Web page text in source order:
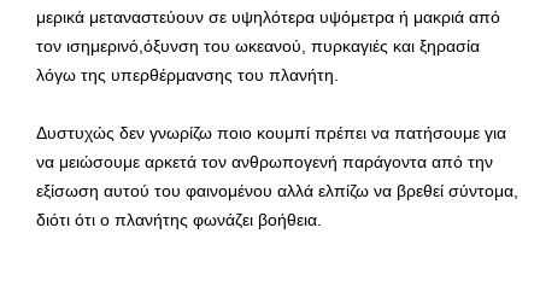
μερικά μεταναστεύουν σε υψηλότερα υψόμετρα ή μακριά από
τον ισημερινό,όξυνση του ωκεανού, πυρκαγιές και ξηρασία
λόγω της υπερθέρμανσης του πλανήτη.
Δυστυχώς δεν γνωρίζω ποιο κουμπί πρέπει να πατήσουμε για
να μειώσουμε αρκετά τον ανθρωπογενή παράγοντα από την
εξίσωση αυτού του φαινομένου αλλά ελπίζω να βρεθεί σύντομα,
διότι ότι ο πλανήτης φωνάζει βοήθεια.